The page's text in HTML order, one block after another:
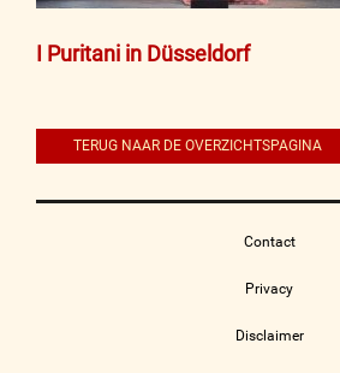
Bericht
I Puritani in Düsseldorf
TERUG NAAR DE OVERZICHTSPAGINA
Contact
Privacy
Disclaimer